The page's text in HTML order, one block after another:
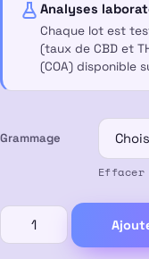
70,00 €
Analyses
Chaque lot est
(taux de CBD et
(COA) disponible
Grammage
Effacer
quantité
de